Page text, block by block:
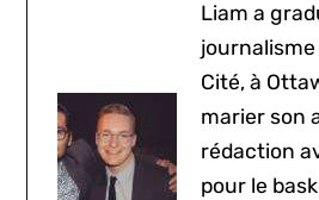
Liam a
journalisme
Cité, à
marier son
rédaction
pour le